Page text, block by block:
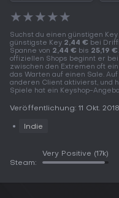
★★★★★
Suchst du einen günstigen Key
günstigste Key 2,44 € bei
Spanne von 2,44 € bis 25,19 €
offiziellen Shops beginnt er
zwischen den Extremen oft
das Warten auf einen Sale.
anderen Client aktivierst, und
Spiele hat ein Keyshop-
Veröffentlichung: 11 Okt. 2018
Indie
Steam:
Very Positive (17k)